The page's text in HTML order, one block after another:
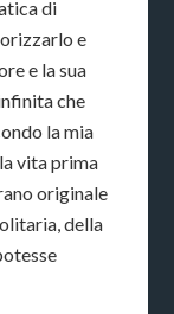
di
e
e la sua
che
la mia
vita prima
originale
della